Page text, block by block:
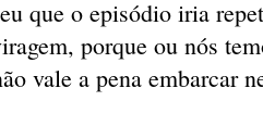
que o episódio iria
porque ou nós
vale a pena embarcar